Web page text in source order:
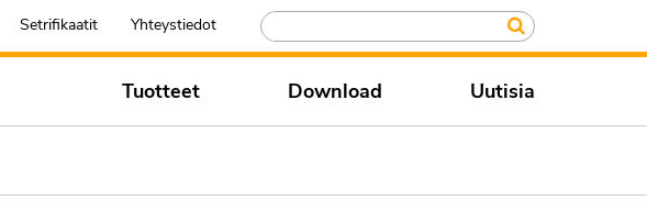
Setrifikaatit Yhteystiedot
Tuotteet Download Uutisia